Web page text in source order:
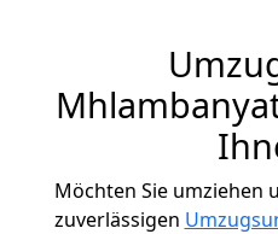
Möchten Sie umziehen
zuverlässigen